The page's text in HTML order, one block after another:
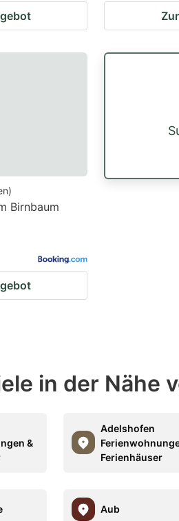
)
Birnbaum
in der Nähe
&
Adelshofen
Ferienhäuser
Aub